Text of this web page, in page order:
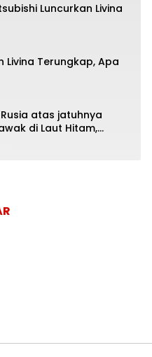
Luncurkan Livina
Livina Terungkap, Apa
atas jatuhnya
di Laut Hitam,